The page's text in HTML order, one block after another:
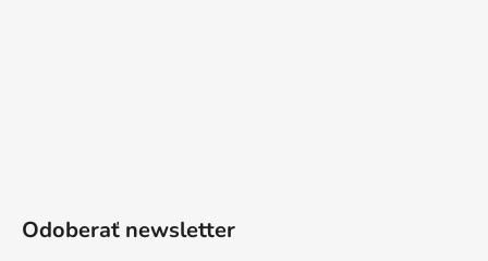
Odoberať newsletter